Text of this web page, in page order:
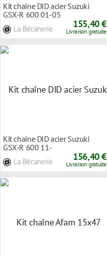
Kit chaîne DID acier Suzuki
GSX-R 600 01-05
La Bécanerie 155,40 €
Livraison gratuite
Kit chaîne DID acier Suzuki
GSX-R 600 11-
La Bécanerie 156,40 €
Livraison gratuite